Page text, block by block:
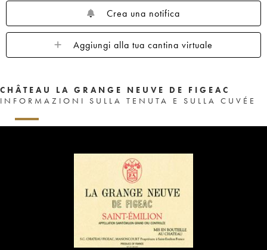
Crea una notifica
Aggiungi alla tua cantina virtuale
CHÂTEAU LA GRANGE NEUVE DE FIGEAC
INFORMAZIONI SULLA TENUTA E SULLA CUVÉE